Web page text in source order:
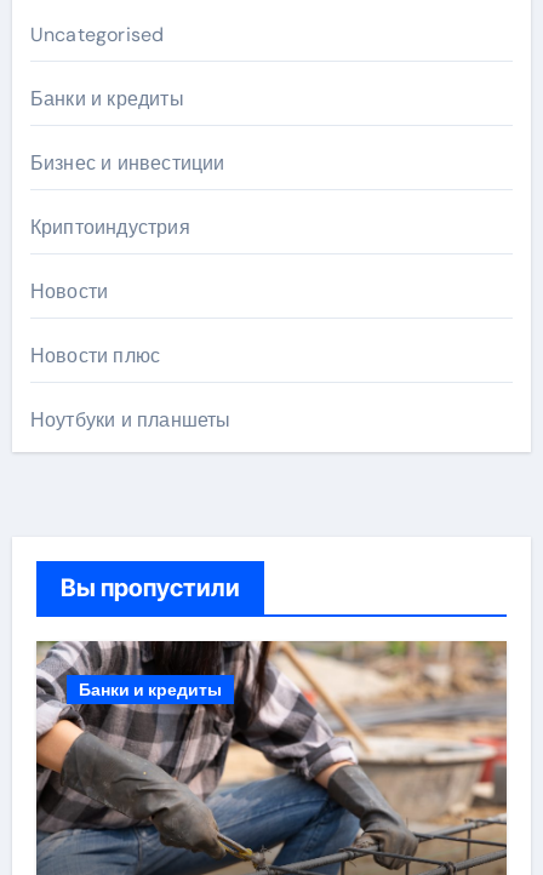
Uncategorised
Банки и кредиты
Бизнес и инвестиции
Криптоиндустрия
Новости
Новости плюс
Ноутбуки и планшеты
Вы пропустили
Банки и кредиты